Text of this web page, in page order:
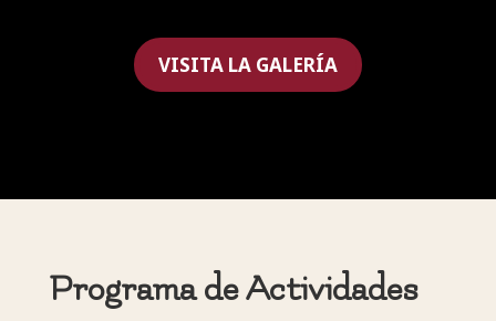
VISITA LA GALERÍA
Programa de Actividades